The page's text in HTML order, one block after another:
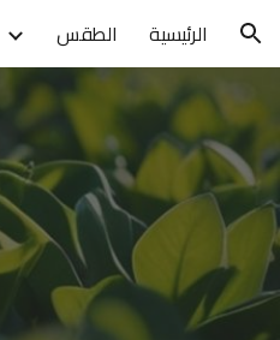
الطقس الرئيسية